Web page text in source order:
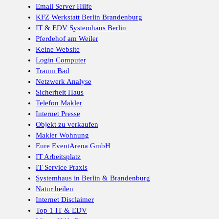
Email Server Hilfe
KFZ Werkstatt Berlin Brandenburg
IT & EDV Systemhaus Berlin
Pferdehof am Weiler
Keine Website
Login Computer
Traum Bad
Netzwerk Analyse
Sicherheit Haus
Telefon Makler
Internet Presse
Objekt zu verkaufen
Makler Wohnung
Eure EventArena GmbH
IT Arbeitsplatz
IT Service Praxis
Systemhaus in Berlin & Brandenburg
Natur heilen
Internet Disclaimer
Top 1 IT & EDV